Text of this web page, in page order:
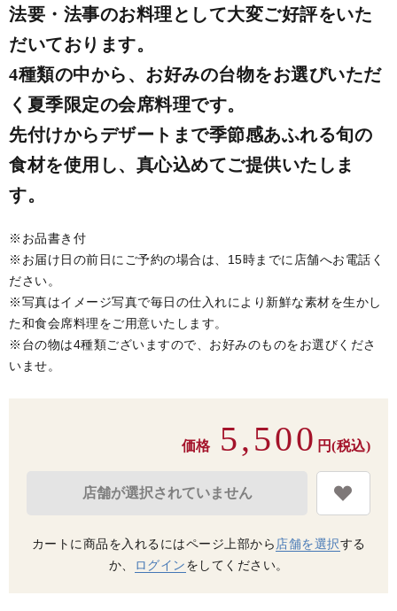
法要・法事のお料理として大変ご好評をいた
だいております。
4種類の中から、お好みの台物をお選びいただ
く夏季限定の会席料理です。
先付けからデザートまで季節感あふれる旬の
食材を使用し、真心込めてご提供いたしま
す。
※お品書き付
※お届け日の前日にご予約の場合は、15時までに店舗へお電話く
ださい。
※写真はイメージ写真で毎日の仕入れにより新鮮な素材を生かし
た和食会席料理をご用意いたします。
※台の物は4種類ございますので、お好みのものをお選びくださ
いませ。
価格 5,500 円(税込)
店舗が選択されていません
カートに商品を入れるにはページ上部から 店舗を選択する
か、
ログインをしてください。